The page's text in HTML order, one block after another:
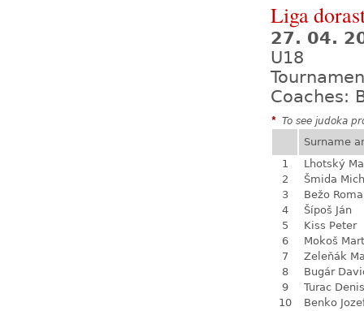
Liga
27. 04.
U18
Coaches:
* To see judoka
Surname
1
Lhotský
2
Šmida
3
Bežo
4
Šípoš Ján
5
Kiss Peter
6
Mokoš
7
Zeleňák
8
Bugár
9
Turac Denis
10
Benko